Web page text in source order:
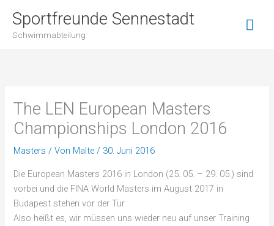
Inhalt
springen
Sportfreunde Sennestadt
Schwimmabteilung
The LEN European Masters
Championships London 2016
Masters / Von Malte/ 30. Juni 2016
Die European Masters 2016 in London (25. 05. – 29. 05.) sind
vorbei und die FINA World Masters im August 2017 in
Budapest stehen vor der Tür.
Also heißt es, wir müssen uns wieder neu auf unser Training